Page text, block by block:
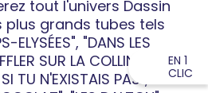
tout l'univers Dassin
plus grands tubes tels
ELYSÉES", "DANS LES
SUR LA COLLINE",
TU N'EXISTAIS PAS", "LE
EN 1
CLIC